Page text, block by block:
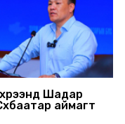
Шадар
аймагт